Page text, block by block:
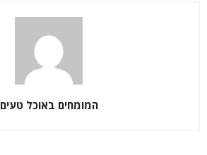
המומחים באוכל טעים